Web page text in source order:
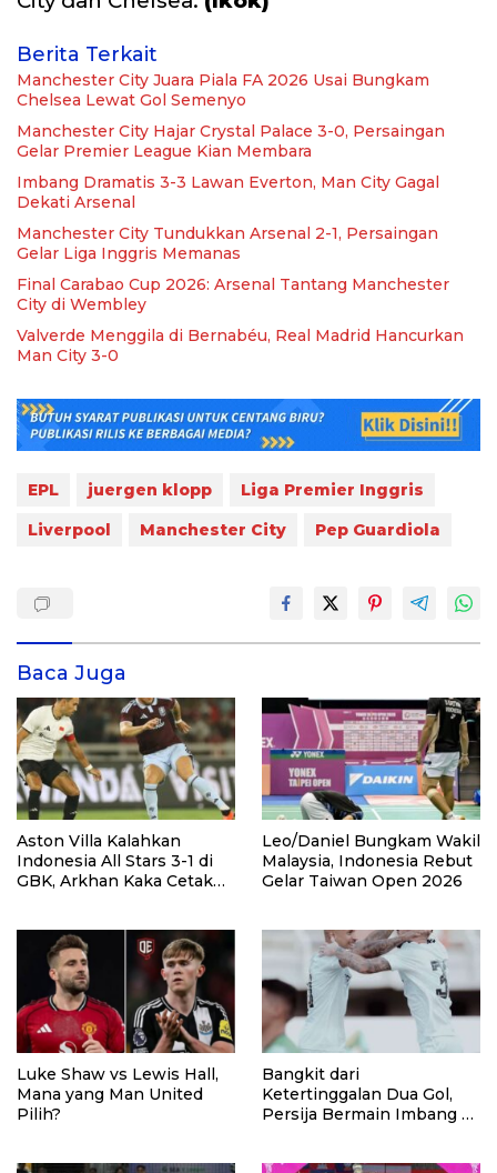
Berita Terkait
Manchester City Juara Piala FA 2026 Usai Bungkam
Chelsea Lewat Gol Semenyo
Manchester City Hajar Crystal Palace 3-0, Persaingan
Gelar Premier League Kian Membara
Imbang Dramatis 3-3 Lawan Everton, Man City Gagal
Dekati Arsenal
Manchester City Tundukkan Arsenal 2-1, Persaingan
Gelar Liga Inggris Memanas
Final Carabao Cup 2026: Arsenal Tantang Manchester
City di Wembley
Valverde Menggila di Bernabéu, Real Madrid Hancurkan
Man City 3-0
EPL juergen klopp
Liga Premier Inggris
Liverpool
Manchester City Pep Guardiola
Baca Juga
Aston Villa Kalahkan
Indonesia All Stars 3-1 di
GBK, Arkhan Kaka Cetak
Leo/Daniel Bungkam Wakil
Malaysia, Indonesia Rebut
Gelar Taiwan Open 2026
Luke Shaw vs Lewis Hall,
Mana yang Man United
Pilih?
Bangkit dari
Ketertinggalan Dua Gol,
Persija Bermain Imbang 2-